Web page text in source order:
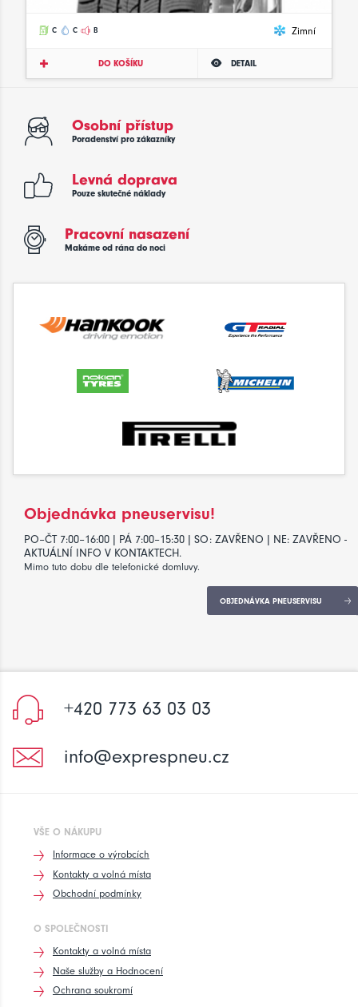
C C B Zimní
DO KOŠÍKU DETAIL
Osobní přístup
Poradenství pro zákazníky
Levná doprava
Pouze skutečné náklady
Pracovní nasazení
Makáme od rána do noci
Objednávka pneuservisu!
PO–ČT 7:00–16:00 | PÁ 7:00–15:30 | SO: ZAVŘENO | NE: ZAVŘENO -
AKTUÁLNÍ INFO V KONTAKTECH.
Mimo tuto dobu dle telefonické domluvy.
OBJEDNÁVKA PNEUSERVISU
+420 773 63 03 03
info@exprespneu.cz
VŠE O NÁKUPU
Informace o výrobcích
Kontakty a volná místa
Obchodní podmínky
O SPOLEČNOSTI
Kontakty a volná místa
Naše služby a Hodnocení
Ochrana soukromí